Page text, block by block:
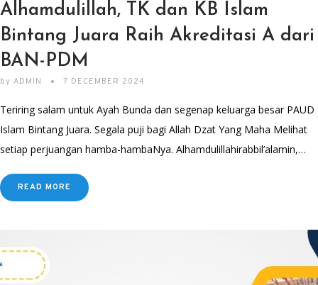
Alhamdulillah, TK dan KB Islam
Bintang Juara Raih Akreditasi A dari
BAN-PDM
by ADMIN 7 DECEMBER 2024
Teriring salam untuk Ayah Bunda dan segenap keluarga besar PAUD
Islam Bintang Juara. Segala puji bagi Allah Dzat Yang Maha Melihat
setiap perjuangan hamba-hambaNya. Alhamdulillahirabbil’alamin,…
READ MORE